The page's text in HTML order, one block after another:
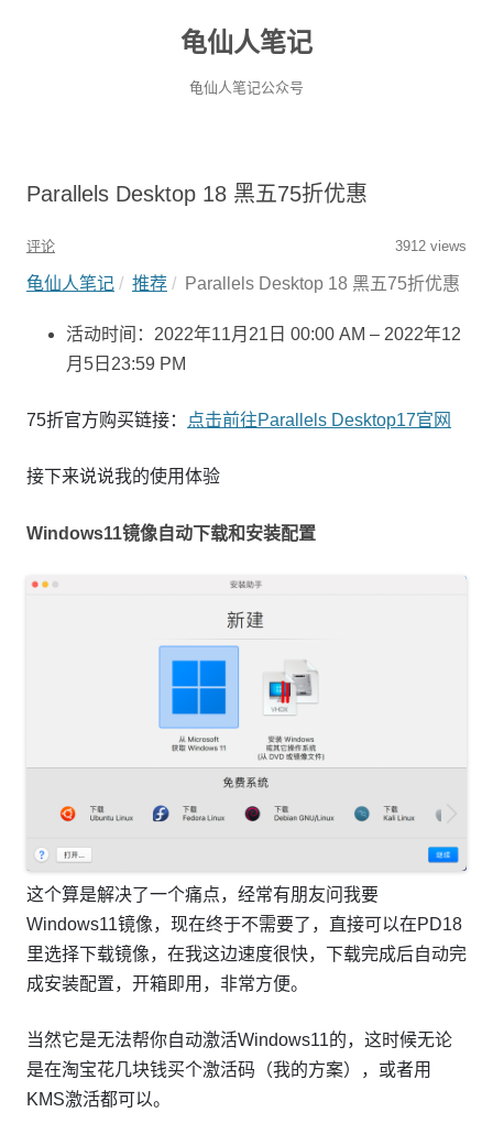
龟仙人笔记
龟仙人笔记公众号
Parallels Desktop 18 黑五75折优惠
评论 3912 views
龟仙人笔记 推荐 Parallels Desktop 18 黑五75折优惠
活动时间：2022年11月21日 00:00 AM – 2022年12
月5日23:59 PM
75折官方购买链接： 点击前往Parallels Desktop17官网
接下来说说我的使用体验
Windows11镜像自动下载和安装配置
这个算是解决了一个痛点，经常有朋友问我要
Windows11镜像，现在终于不需要了，直接可以在PD18
里选择下载镜像，在我这边速度很快，下载完成后自动完
成安装配置，开箱即用，非常方便。
当然它是无法帮你自动激活Windows11的，这时候无论
是在淘宝花几块钱买个激活码（我的方案），或者用
KMS激活都可以。